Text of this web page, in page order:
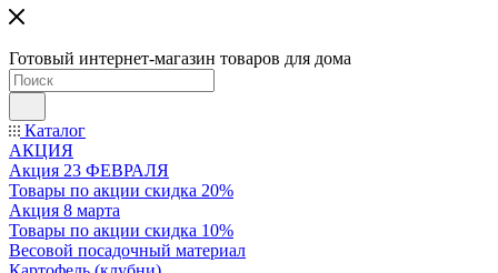
Готовый интернет-магазин товаров для дома
Каталог
АКЦИЯ
Акция 23 ФЕВРАЛЯ
Товары по акции скидка 20%
Акция 8 марта
Товары по акции скидка 10%
Весовой посадочный материал